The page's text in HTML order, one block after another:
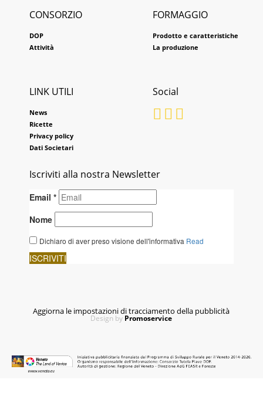
CONSORZIO
DOP
Attività
FORMAGGIO
Prodotto e caratteristiche
La produzione
Social
LINK UTILI
News
Ricette
Privacy policy
Dati Societari
Iscriviti alla nostra Newsletter
Aggiorna le impostazioni di tracciamento della pubblicità
Design by Promoservice